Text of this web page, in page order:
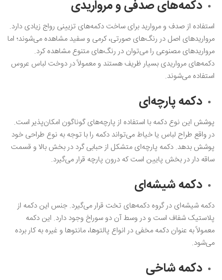
دکمه‌های صدفی و مرواریدی
استفاده از صدف و مروارید برای ساخت دکمه‌های تزیینی رواج زیادی دارد.
مرواریدهای اصل در رنگ‌های صورتی، کرمی و سفید مشاهده می‌شوند؛ اما
مرواریدهای مصنوعی را می‌توان در رنگ‌های متنوع مشاهده کرد.
دکمه‌های مرواریدی بسیار ظریف هستند و معمولاً در دوخت لباس عروس
استفاده می‌شوند‌.
دکمه پارچه‌ای
پوشش این نوع دکمه با استفاده از پارچه‌های گوناگون امکان‌پذیر است.
در واقع طراح لباس یا خیاط می‌تواند دکمه را با توجه به نوع طراحی خود
پوشش بدهد. دکمه پارچه‌ای متشکل از حبابی گرد در بخش بالا و قسمت
ساقه دار در بخش پایین است که درون پارچه قرار می‌گیرد.
دکمه شیشه‌ای
دکمه شیشه‌ای در گروه دکمه‌های تخت قرار می‌گیرد. جنس این دکمه از
پلاستیک شفاف است و در وسط آن دو سوراخ وجود دارد. این دکمه
معمولاً به عنوان دکمه مخفی در انواع پالتوها، مانتوها و غیره به کار برده
می‌شود.
دکمه شاخی